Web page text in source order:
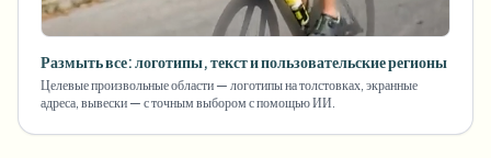
Размыть все: логотипы, текст и пользовательские регионы
Целевые произвольные области — логотипы на толстовках, экранные
адреса, вывески — с точным выбором с помощью ИИ.